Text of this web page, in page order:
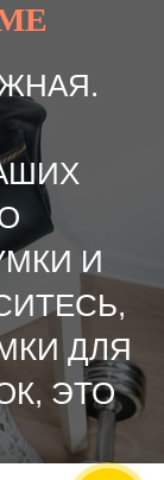
И
ДЛЯ
ЭТО